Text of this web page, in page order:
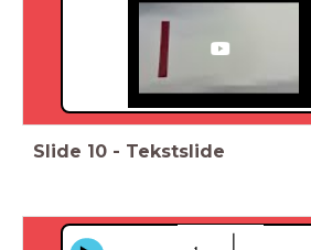
Slide 10 - Tekstslide